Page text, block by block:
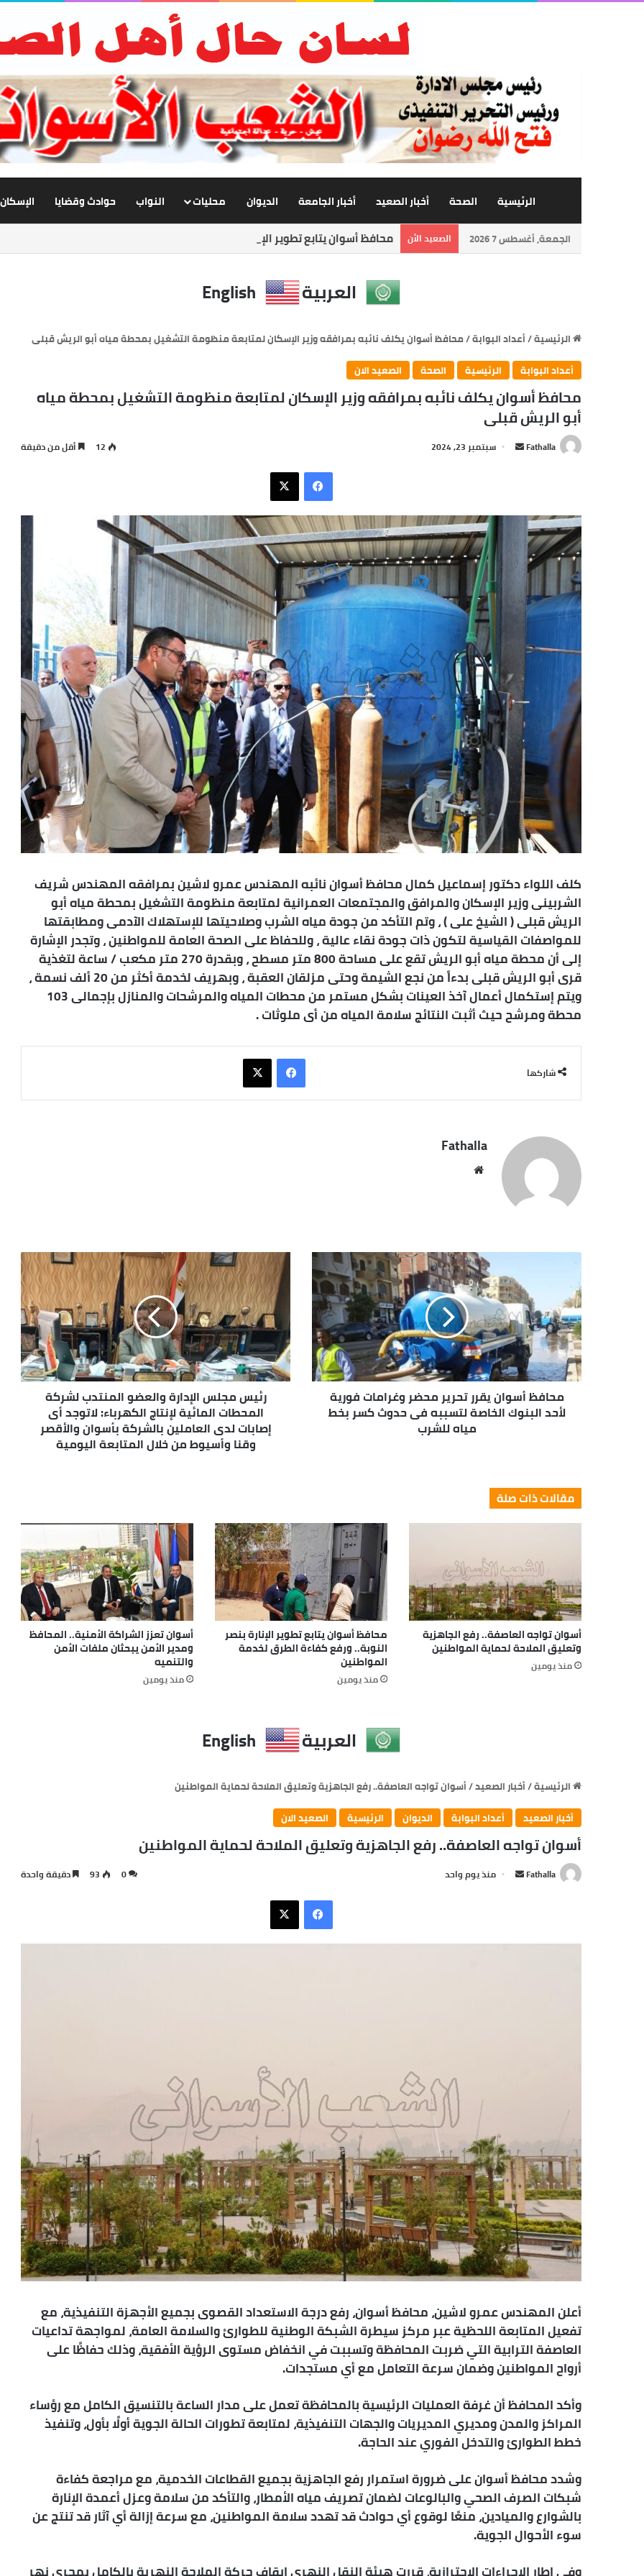
الرئيسية الصحة أخبار الصعيد أخبار الجامعة الديوان محليات النواب حوادث وقضايا الإسكان
الجمعة, أغسطس 7 2026 الصعيد الأن محافظ أسوان يتابع تطوير الإنارة بنصر النوبة.. ورفع كفاءة الطرق لخدمة المواطنين
العربية English
الرئيسية/أعداد البوابة/محافظ أسوان يكلف نائبه بمرافقه وزير الإسكان لمتابعة منظومة التشغيل بمحطة مياه أبو الريش قبلى
أعداد البوابة
الرئيسية الصحة الصعيد الان
محافظ أسوان يكلف نائبه بمرافقه وزير الإسكان لمتابعة منظومة التشغيل بمحطة مياه
أبو الريش قبلى
Fathalla
ب
ر
ن
سبتمبر 23, 2024 12 أقل من دقيقة
فيسبوك
كلف اللواء دكتور إسماعيل كمال محافظ أسوان نائبه المهندس عمرو لاشين بمرافقه المهندس شريف
الشربينى وزير الإسكان والمرافق والمجتمعات العمرانية لمتابعة منظومة التشغيل بمحطة مياه أبو
الريش قبلى ( الشيخ على ) ، وتم التأكد من جودة مياه الشرب وصلاحيتها للإستهلاك الآدمى ومطابقتها
للمواصفات القياسية لتكون ذات جودة نقاء عالية ، وللحفاظ على الصحة العامة للمواطنين ، وتجدر الإشارة
إلى أن محطة مياه أبو الريش تقع على مساحة 800 متر مسطح ، وبقدرة 270 متر مكعب / ساعة لتغذية
قرى أبو الريش قبلى بدءاً من نجع الشيمة وحتى مزلقان العقبة ، وبهريف لخدمة أكثر من 20 ألف نسمة ،
ويتم إستكمال أعمال آخذ العينات بشكل مستمر من محطات المياه والمرشحات والمنازل بإجمالى 103
محطة ومرشح حيث أثبت النتائج سلامة المياه من أى ملوثات .
شاركها
فيسبوك
Fathalla
محافظ أسوان يقرر تحرير محضر وغرامات فورية
لأحد البنوك الخاصة لتسببه فى حدوث كسر بخط
مياه للشرب
رئيس مجلس الإدارة والعضو المنتدب لشركة
المحطات المائية لإنتاج الكهرباء: لاتوجد أى
إصابات لدى العاملين بالشركة بأسوان والأقصر
وقنا وأسيوط من خلال المتابعة اليومية
مقالات ذات صلة
أسوان تواجه العاصفة.. رفع الجاهزية
وتعليق الملاحة لحماية المواطنين
منذ يومين
محافظ أسوان يتابع تطوير الإنارة بنصر
النوبة.. ورفع كفاءة الطرق لخدمة
المواطنين
منذ يومين
أسوان تعزز الشراكة الأمنية.. المحافظ
ومدير الأمن يبحثان ملفات الأمن
والتنميه
منذ يومين